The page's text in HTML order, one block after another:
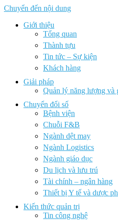
Chuyển đến nội dung
Giới thiệu
Tổng quan
Thành tựu
Tin tức – Sự kiện
Khách hàng
Giải pháp
Quản lý năng lượng và
Chuyển đổi số
Bệnh viện
Chuỗi F&B
Ngành dệt may
Ngành Logistics
Ngành giáo dục
Du lịch và lưu trú
Tài chính – ngân hàng
Thiết bị Y tế và dược
Kiến thức quản trị
Tin công nghệ